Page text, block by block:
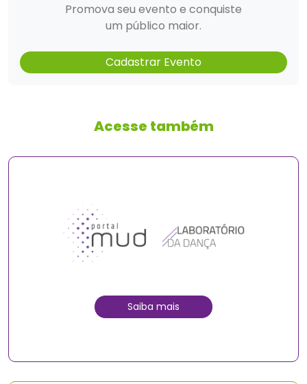
Promova seu evento e conquiste
um público maior.
Cadastrar Evento
Acesse também
Saiba mais